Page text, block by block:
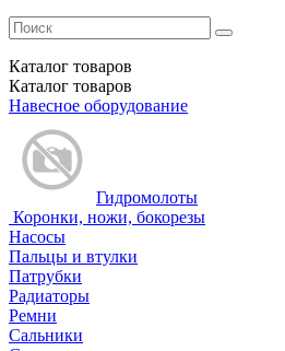
Каталог товаров
Каталог товаров
Навесное оборудование
Гидромолоты
Коронки, ножи, бокорезы
Насосы
Пальцы и втулки
Патрубки
Радиаторы
Ремни
Сальники